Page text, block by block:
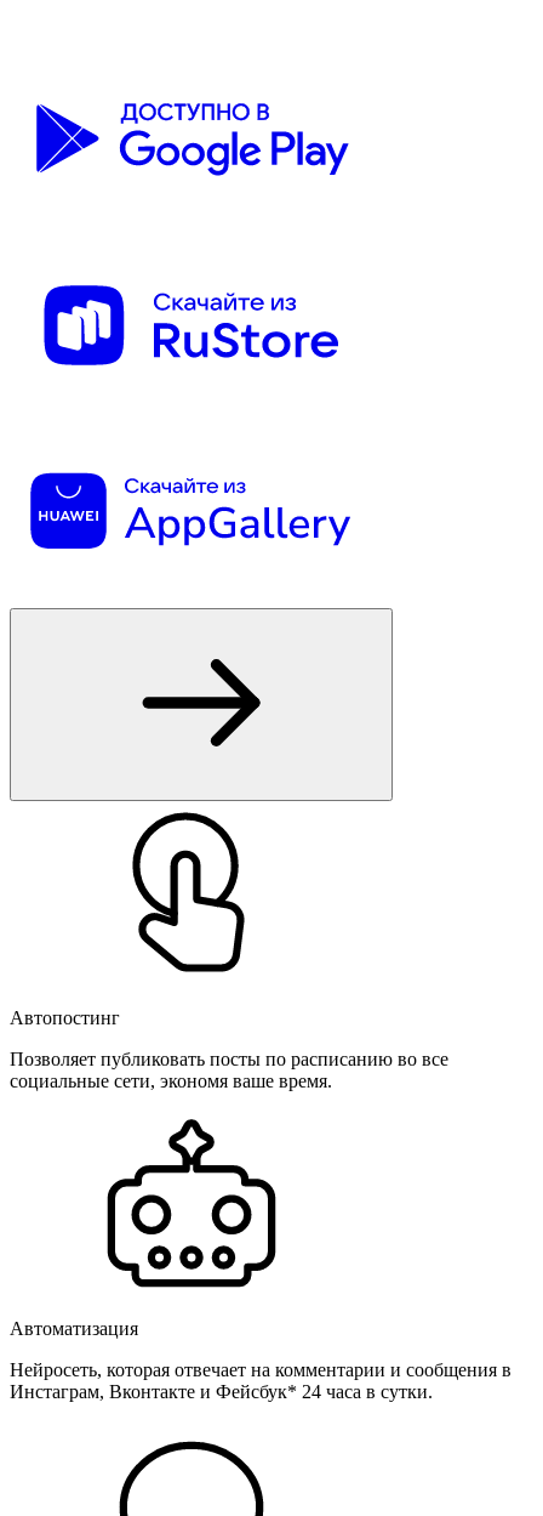
Автопостинг
Позволяет публиковать посты по расписанию во все
социальные сети, экономя ваше время.
Автоматизация
Нейросеть, которая отвечает на комментарии и сообщения в
Инстаграм, Вконтакте и Фейсбук* 24 часа в сутки.